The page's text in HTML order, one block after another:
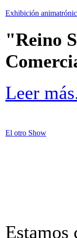
Exhibición
"Reino
Leer
El otro Show
Estamos